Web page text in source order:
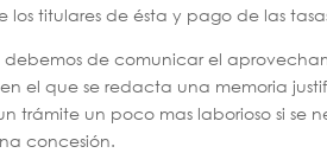
titulares de ésta y pago de las
de comunicar el
el que se redacta una memoria
trámite un poco mas laborioso si
concesión.